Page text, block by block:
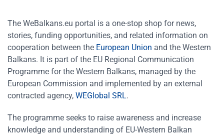
The WeBalkans.eu portal is a one-stop shop for news,
stories, funding opportunities, and related information on
cooperation between the European Union and the Western
Balkans. It is part of the EU Regional Communication
Programme for the Western Balkans, managed by the
European Commission and implemented by an external
contracted agency, WEGlobal SRL.
The programme seeks to raise awareness and increase
knowledge and understanding of EU-Western Balkan